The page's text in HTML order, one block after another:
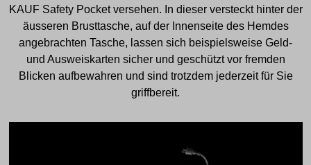
KAUF Safety Pocket versehen. In dieser versteckt hinter der
äusseren Brusttasche, auf der Innenseite des Hemdes
angebrachten Tasche, lassen sich beispielsweise Geld-
und Ausweiskarten sicher und geschützt vor fremden
Blicken aufbewahren und sind trotzdem jederzeit für Sie
griffbereit.